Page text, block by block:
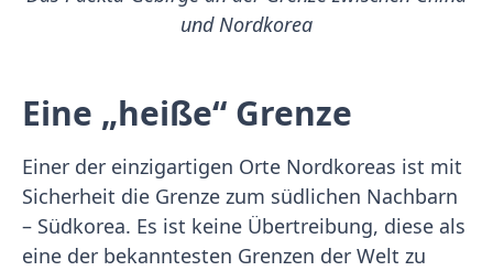
und Nordkorea
Eine „heiße“ Grenze
Einer der einzigartigen Orte Nordkoreas ist mit
Sicherheit die Grenze zum südlichen Nachbarn
– Südkorea. Es ist keine Übertreibung, diese als
eine der bekanntesten Grenzen der Welt zu